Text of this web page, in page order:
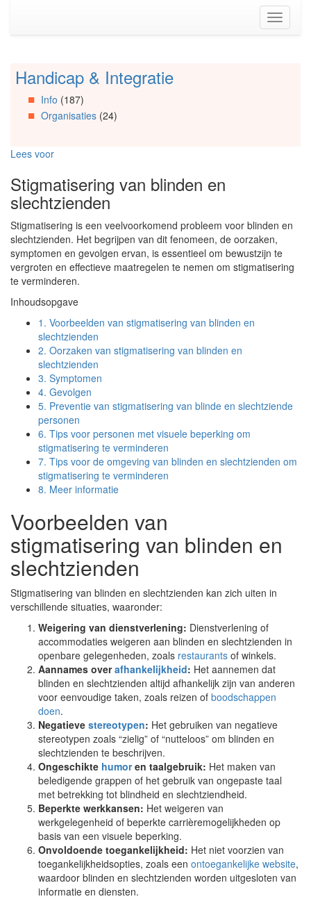
(Accesskey
Toggle
Spring
Artikels
Spring
Spring
Organisaties
Spring
Social
media
Handicap & Integratie
Info (187)
Organisaties(24)
Lees voor
Stigmatisering van blinden en
slechtzienden
Stigmatisering is een veelvoorkomend probleem voor blinden en
slechtzienden. Het begrijpen van dit fenomeen, de oorzaken,
symptomen en gevolgen ervan, is essentieel om bewustzijn te
vergroten en effectieve maatregelen te nemen om stigmatisering
te verminderen.
Inhoudsopgave
1. Voorbeelden van stigmatisering van blinden en
slechtzienden
2. Oorzaken van stigmatisering van blinden en
slechtzienden
3. Symptomen
4. Gevolgen
5. Preventie van stigmatisering van blinde en slechtziende
personen
6. Tips voor personen met visuele beperking om
stigmatisering te verminderen
7. Tips voor de omgeving van blinden en slechtzienden om
stigmatisering te verminderen
8. Meer informatie
Voorbeelden van
stigmatisering van blinden en
slechtzienden
Stigmatisering van blinden en slechtzienden kan zich uiten in
verschillende situaties, waaronder:
Weigering van dienstverlening: Dienstverlening of
accommodaties weigeren aan blinden en slechtzienden in
openbare gelegenheden, zoals restaurants of winkels.
Aannames overafhankelijkheid: Het aannemen dat
blinden en slechtzienden altijd afhankelijk zijn van anderen
voor eenvoudige taken, zoals reizen of boodschappen
doen.
Negatieve stereotypen: Het gebruiken van negatieve
stereotypen zoals “zielig” of “nutteloos” om blinden en
slechtzienden te beschrijven.
Ongeschikte humoren taalgebruik: Het maken van
beledigende grappen of het gebruik van ongepaste taal
met betrekking tot blindheid en slechtziendheid.
Beperkte werkkansen: Het weigeren van
werkgelegenheid of beperkte carrièremogelijkheden op
basis van een visuele beperking.
Onvoldoende toegankelijkheid: Het niet voorzien van
toegankelijkheidsopties, zoals een ontoegankelijke website,
waardoor blinden en slechtzienden worden uitgesloten van
informatie en diensten.